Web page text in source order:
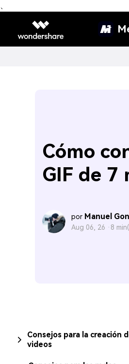
、
Cómo
GIF de 7
por Manuel
Aug 06, 26 · 8
Consejos para la creación
videos